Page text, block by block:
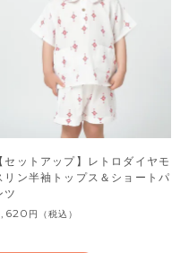
【セットアップ】レトロダイヤモ
リン半袖トップス＆ショートパ
ツ
円 （税込）